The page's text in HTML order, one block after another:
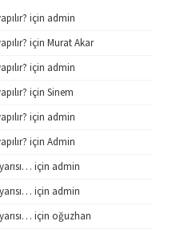
için admin
için Murat Akar
için admin
için Sinem
için admin
için Admin
için admin
için admin
için oğuzhan